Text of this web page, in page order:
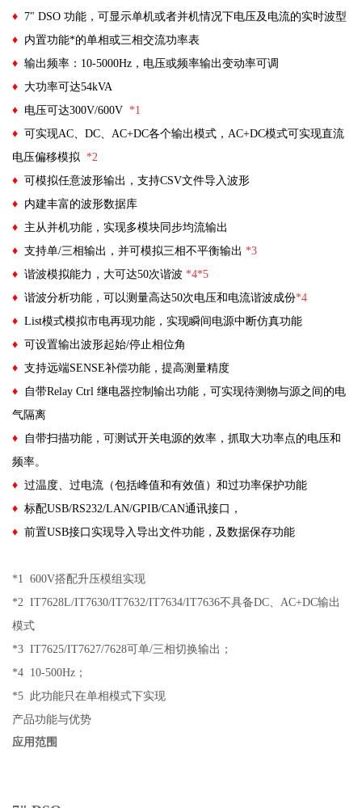
♦ 7" DSO 功能，可显示单机或者并机情况下电压及电流的实时波型
♦ 内置功能*的单相或三相交流功率表
♦ 输出频率：10-5000Hz，电压或频率输出变动率可调
♦ 大功率可达54kVA
♦ 电压可达300V/600V *1
♦ 可实现AC、DC、AC+DC各个输出模式，AC+DC模式可实现直流
电压偏移模拟
*2
♦ 可模拟任意波形输出，支持CSV文件导入波形
♦ 内建丰富的波形数据库
♦ 主从并机功能，实现多模块同步均流输出
♦ 支持单/三相输出，并可模拟三相不平衡输出*3
♦ 谐波模拟能力，大可达50次谐波 *4*5
♦ 谐波分析功能，可以测量高达50次电压和电流谐波成份*4
♦ List模式模拟市电再现功能，实现瞬间电源中断仿真功能
♦ 可设置输出波形起始/停止相位角
♦ 支持远端SENSE补偿功能，提高测量精度
♦
自带Relay Ctrl 继电器控制输出功能，可实现待测物与源之间的电
气隔离
♦
自带扫描功能，可测试开关电源的效率，抓取大功率点的电压和
频率。
♦ 过温度、过电流（包括峰值和有效值）和过功率保护功能
♦ 标配USB/RS232/LAN/GPIB/CAN通讯接口，
♦ 前置USB接口实现导入导出文件功能，及数据保存功能
*1 600V搭配升压模组实现
*2 IT7628L/IT7630/IT7632/IT7634/IT7636不具备DC、AC+DC输出
模式
*3 IT7625/IT7627/7628可单/三相切换输出；
*4 10-500Hz；
*5 此功能只在单相模式下实现
产品功能与优势
应用范围